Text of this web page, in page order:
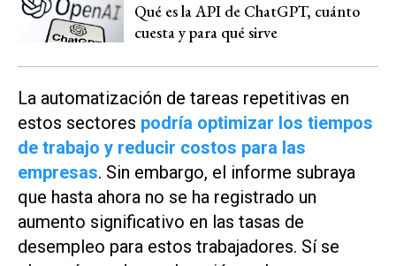
Qué es la API de ChatGPT, cuánto
cuesta y para qué sirve
La automatización de tareas repetitivas en
estos sectores podría optimizar los tiempos
de trabajo y reducir costos para las
empresas. Sin embargo, el informe subraya
que hasta ahora no se ha registrado un
aumento significativo en las tasas de
desempleo para estos trabajadores. Sí se